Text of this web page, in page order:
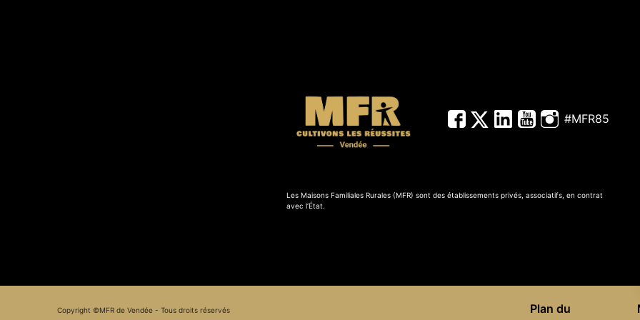
Les Maisons Familiales Rurales (MFR) sont des établissements privés, associatifs, en contrat
avec l’État.
#MFR85
Copyright ©MFR de Vendée - Tous droits réservés
Plan du